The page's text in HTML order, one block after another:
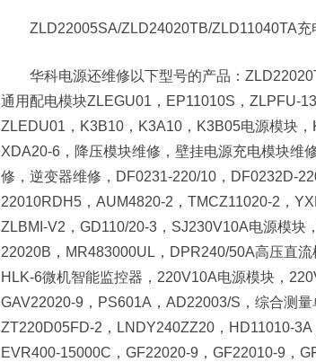
ZLD22005SA/ZLD24020TB/ZLD11040TA充
华科电源还维修以下型号的产品：
通用配电模块ZLEGU01，EP11010S，ZLPFU-
ZLEDU01，K3B10，K3A10，K3B05电源模块
XDA20-6，降压模块维修，壁挂电源充电模块维
修，逆变器维修，DF0231-220/10，DF0232D-
22010RDH5，AUM4820-2，TMCZ11020-2，
ZLBMI-V2，GD110/20-3，SJ230V10A电源模
22020B，MR483000UL，DPR240/50A高压直
HLK-6微机智能监控器，220V10A电源模块，
GAV22020-9，PS601A，AD22003/S，综合测
ZT220D05FD-2，LNDY240ZZ20，HD11010-
EVR400-15000C，GF22020-9，GF22010-9，